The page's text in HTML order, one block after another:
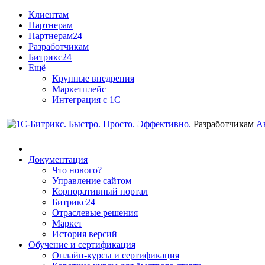
Клиентам
Партнерам
Партнерам24
Разработчикам
Битрикс24
Ещё
Крупные внедрения
Маркетплейс
Интеграция с 1С
Разработчикам
Документация
Что нового?
Управление сайтом
Корпоративный портал
Битрикс24
Отраслевые решения
Маркет
История версий
Обучение и сертификация
Онлайн-курсы и сертификация